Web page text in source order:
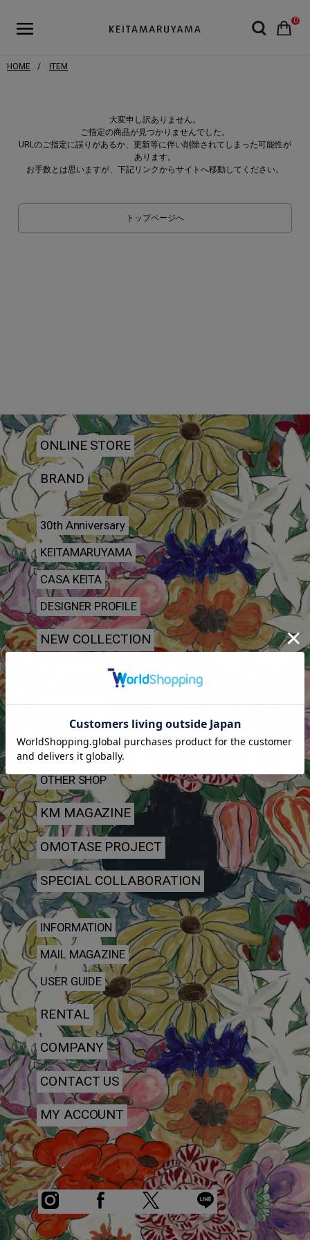
0
HOME ITEM
大変申し訳ありません。
ご指定の商品が見つかりませんでした。
URLのご指定に誤りがあるか、更新等に伴い削除されてしまった可能性が
あります。
お手数とは思いますが、下記リンクからサイトへ移動してください。
トップページへ
ONLINE STORE
BRAND
30th Anniversary
KEITAMARUYAMA
CASA KEITA
DESIGNER PROFILE
NEW COLLECTION
COLLECTION ARCHIVE
SHOP LIST
丸山邸
OTHER SHOP
KM MAGAZINE
OMOTASE PROJECT
SPECIAL COLLABORATION
INFORMATION
MAIL MAGAZINE
USER GUIDE
RENTAL
COMPANY
CONTACT US
MY ACCOUNT